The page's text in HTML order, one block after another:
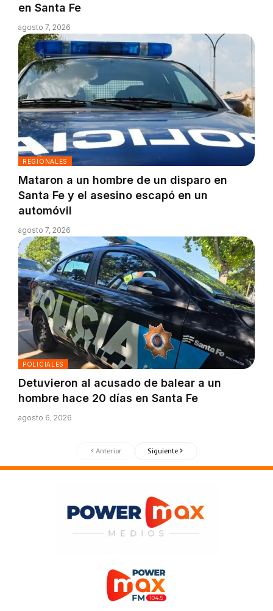
en Santa Fe
agosto 7, 2026
REGIONALES
Mataron a un hombre de un disparo en
Santa Fe y el asesino escapó en un
automóvil
agosto 7, 2026
POLICIALES
Detuvieron al acusado de balear a un
hombre hace 20 días en Santa Fe
agosto 6, 2026
Anterior Siguiente